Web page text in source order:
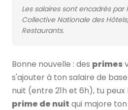
Les salaires sont encadrés
Collective Nationale des
Restaurants.
Bonne nouvelle : des primes
s'ajouter à ton salaire de
nuit (entre 21h et 6h), tu
prime de nuit qui majore